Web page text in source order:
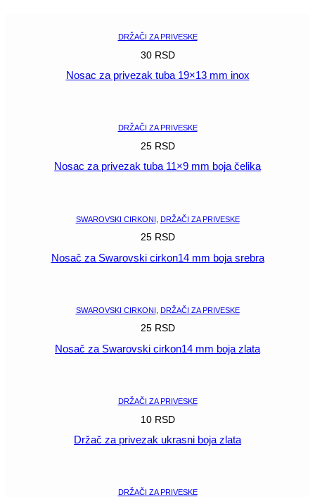
DRŽAČI ZA PRIVESKE
30 RSD
Nosac za privezak tuba 19×13 mm inox
DRŽAČI ZA PRIVESKE
25 RSD
Nosac za privezak tuba 11×9 mm boja čelika
SWAROVSKI CIRKONI DRŽAČI ZA PRIVESKE
25 RSD
Nosač za Swarovski cirkon14 mm boja srebra
SWAROVSKI CIRKONI DRŽAČI ZA PRIVESKE
25 RSD
Nosač za Swarovski cirkon14 mm boja zlata
DRŽAČI ZA PRIVESKE
10 RSD
Držač za privezak ukrasni boja zlata
DRŽAČI ZA PRIVESKE